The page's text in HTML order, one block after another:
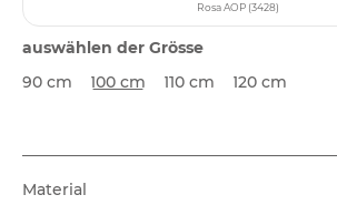
Rosa AOP (3428)
auswählen der Grösse
90 cm
100 cm 110 cm
120 cm
Material